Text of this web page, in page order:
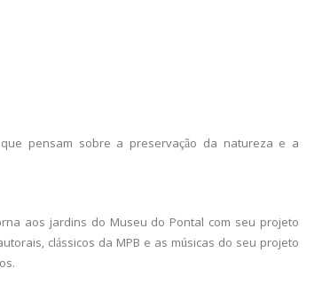
pensam sobre a preservação da natureza e a
aos jardins do Museu do Pontal com seu projeto
clássicos da MPB e as músicas do seu projeto